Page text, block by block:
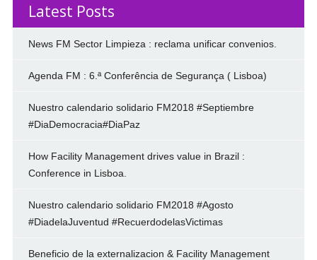
Latest Posts
News FM Sector Limpieza : reclama unificar convenios.
Agenda FM : 6.ª Conferência de Segurança ( Lisboa)
Nuestro calendario solidario FM2018 #Septiembre
#DiaDemocracia#DiaPaz
How Facility Management drives value in Brazil :
Conference in Lisboa.
Nuestro calendario solidario FM2018 #Agosto
#DiadelaJuventud #RecuerdodelasVictimas
Beneficio de la externalizacion & Facility Management